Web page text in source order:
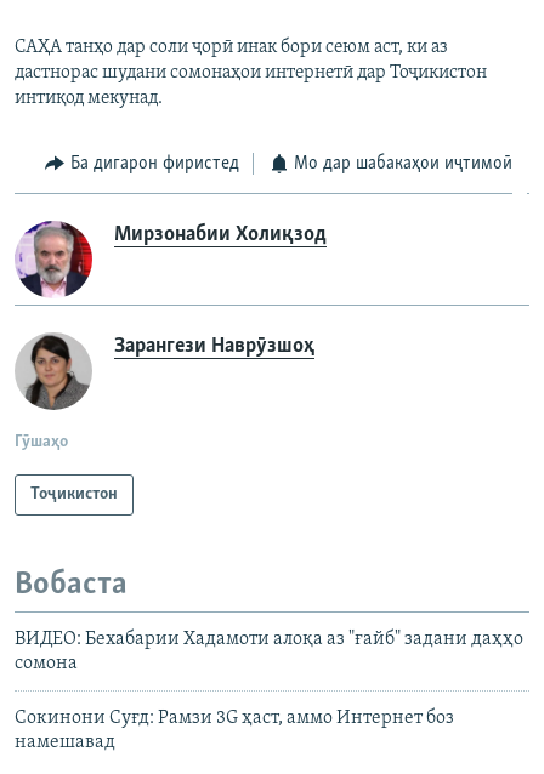
САҲА танҳо дар соли ҷорӣ инак бори сеюм аст, ки аз
дастнорас шудани сомонаҳои интернетӣ дар Тоҷикистон
интиқод мекунад.
Ба дигарон фиристед Мо дар шабакаҳои иҷтимоӣ
Мирзонабии Холиқзод
Зарангези Наврӯзшоҳ
Гӯшаҳо
Тоҷикистон
Вобаста
ВИДЕО: Бехабарии Хадамоти алоқа аз "ғайб" задани даҳҳо
сомона
Cокинони Суғд: Рамзи 3G ҳаст, аммо Интернет боз
намешавад